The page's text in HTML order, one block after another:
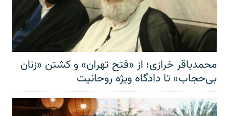
محمدباقر خرازی؛ از «فتح تهران» و کشتن «زنان
بی‌حجاب» تا دادگاه ویژه روحانیت